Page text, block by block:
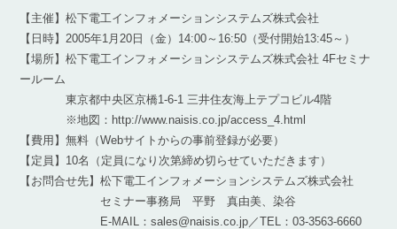
【主催】松下電工インフォメーションシステムズ株式会社
【日時】2005年1月20日（金）14:00～16:50（受付開始13:45～）
【場所】松下電工インフォメーションシステムズ株式会社 4Fセミナ
ールーム
東京都中央区京橋1-6-1 三井住友海上テプコビル4階
※地図：http://www.naisis.co.jp/access_4.html
【費用】無料（Webサイトからの事前登録が必要）
【定員】10名（定員になり次第締め切らせていただきます）
【お問合せ先】松下電工インフォメーションシステムズ株式会社
セミナー事務局 平野 真由美、染谷
E-MAIL：sales@naisis.co.jp／TEL：03-3563-6660